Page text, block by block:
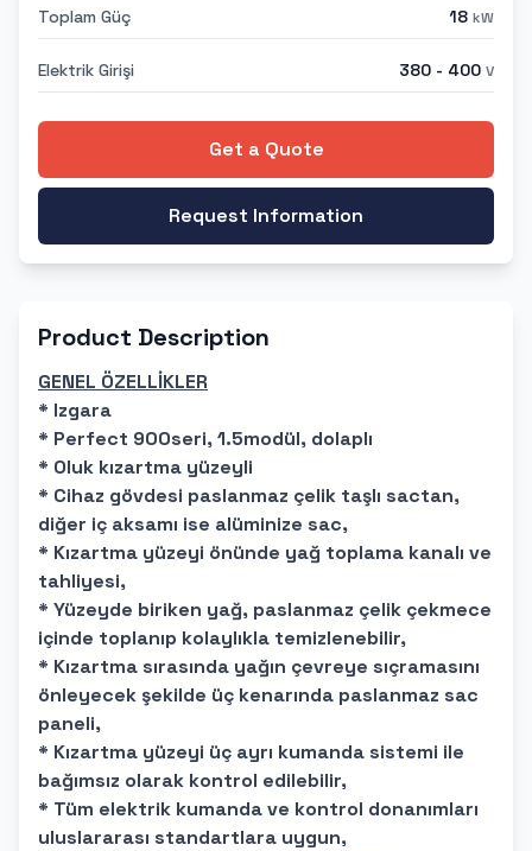
Toplam Güç 18 kW
Elektrik Girişi 380 - 400 V
Get a Quote
Request Information
Product Description
GENEL ÖZELLİKLER
* Izgara
* Perfect 900seri, 1.5modül, dolaplı
* Oluk kızartma yüzeyli
* Cihaz gövdesi paslanmaz çelik taşlı sactan,
diğer iç aksamı ise alüminize sac,
* Kızartma yüzeyi önünde yağ toplama kanalı ve
tahliyesi,
* Yüzeyde biriken yağ, paslanmaz çelik çekmece
içinde toplanıp kolaylıkla temizlenebilir,
* Kızartma sırasında yağın çevreye sıçramasını
önleyecek şekilde üç kenarında paslanmaz sac
paneli,
* Kızartma yüzeyi üç ayrı kumanda sistemi ile
bağımsız olarak kontrol edilebilir,
* Tüm elektrik kumanda ve kontrol donanımları
uluslararası standartlara uygun,